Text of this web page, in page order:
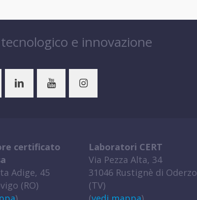
e innovazione
certificato
Adige, 45
(RO)
Laboratori CERT
Via Pezza Alta, 34
31046 Rustignè di Oderzo
(TV)